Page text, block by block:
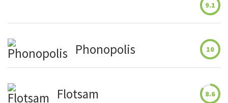
9.1
Phonopolis 10
Flotsam 8.6